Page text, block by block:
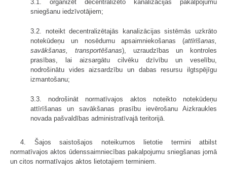
3.1. organizēt decentralizēto kanalizācijas pakalpojumu
sniegšanu iedzīvotājiem;
3.2. noteikt decentralizētajās kanalizācijas sistēmās uzkrāto
notekūdeņu un nosēdumu apsaimniekošanas (attīrīšanas,
savākšanas, transportēšanas), uzraudzības un kontroles
prasības, lai aizsargātu cilvēku dzīvību un veselību,
nodrošinātu vides aizsardzību un dabas resursu ilgtspējīgu
izmantošanu;
3.3. nodrošināt normatīvajos aktos noteikto notekūdeņu
attīrīšanas un savākšanas prasību ievērošanu Aizkraukles
novada pašvaldības administratīvajā teritorijā.
4. Šajos saistošajos noteikumos lietotie termini atbilst
normatīvajos aktos ūdenssaimniecības pakalpojumu sniegšanas jomā
un citos normatīvajos aktos lietotajiem terminiem.